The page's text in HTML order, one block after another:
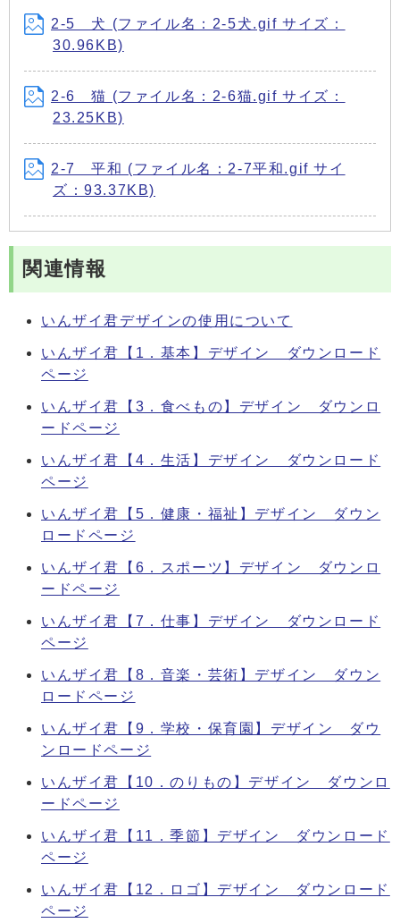
2-5 犬 (ファイル名：2-5犬.gif サイズ：
30.96KB)
2-6 猫 (ファイル名：2-6猫.gif サイズ：
23.25KB)
2-7 平和 (ファイル名：2-7平和.gif サイ
ズ：93.37KB)
関連情報
いんザイ君デザインの使用について
いんザイ君【1．基本】デザイン ダウンロード
ページ
いんザイ君【3．食べもの】デザイン ダウンロ
ードページ
いんザイ君【4．生活】デザイン ダウンロード
ページ
いんザイ君【5．健康・福祉】デザイン ダウン
ロードページ
いんザイ君【6．スポーツ】デザイン ダウンロ
ードページ
いんザイ君【7．仕事】デザイン ダウンロード
ページ
いんザイ君【8．音楽・芸術】デザイン ダウン
ロードページ
いんザイ君【9．学校・保育園】デザイン ダウ
ンロードページ
いんザイ君【10．のりもの】デザイン ダウンロ
ードページ
いんザイ君【11．季節】デザイン ダウンロード
ページ
いんザイ君【12．ロゴ】デザイン ダウンロード
ページ